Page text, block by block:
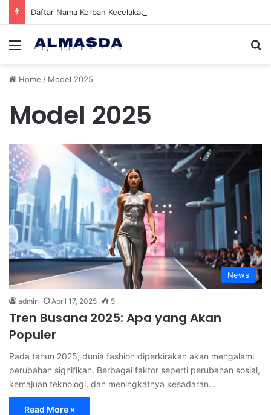
Menu
Home / Model 2025
Model 2025
News
admin April 17, 2025 5
Tren Busana 2025: Apa yang Akan
Populer
Pada tahun 2025, dunia fashion diperkirakan akan mengalami
perubahan signifikan. Berbagai faktor seperti perubahan sosial,
kemajuan teknologi, dan meningkatnya kesadaran…
Read More »